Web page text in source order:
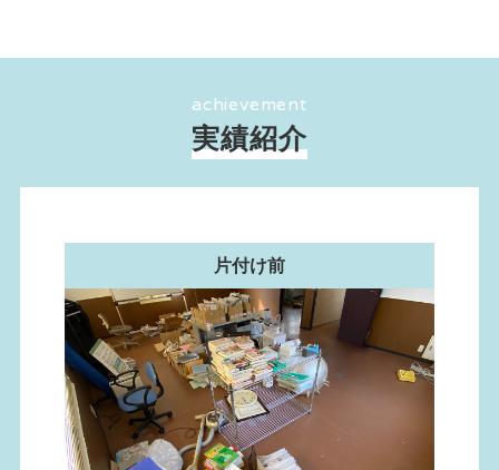
achievement
実績紹介
片付け前